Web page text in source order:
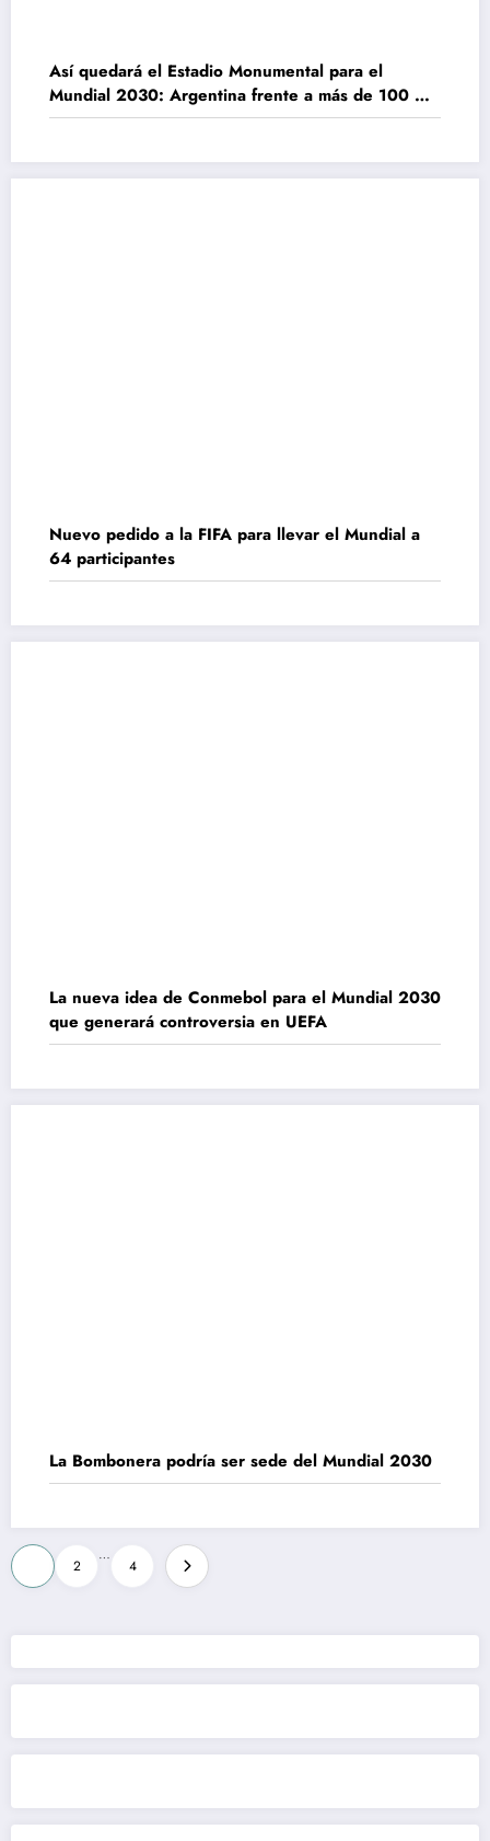
Así quedará el Estadio Monumental para el
Mundial 2030: Argentina frente a más de 100 mil
personas
Nuevo pedido a la FIFA para llevar el Mundial a
64 participantes
La nueva idea de Conmebol para el Mundial 2030
que generará controversia en UEFA
La Bombonera podría ser sede del Mundial 2030
Paginación
de
entradas
2
…
4